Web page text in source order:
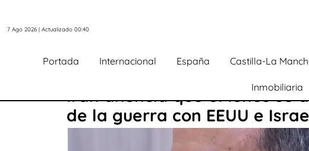
7 Ago 2026 | Actualizado 00:40
Portada Internacional España Castilla-La
Inmobiliaria
Irán anuncia que el lunes se
de la guerra con EEUU e